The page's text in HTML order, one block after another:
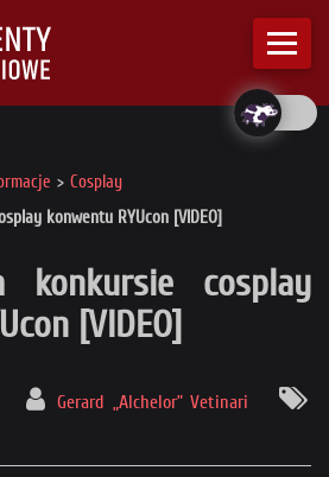
Cosplay
konwentu RYUcon [VIDEO]
konkursie cosplay
[VIDEO]
Gerard „Alchelor” Vetinari